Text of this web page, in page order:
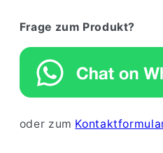
Frage zum Produkt?
oder zum